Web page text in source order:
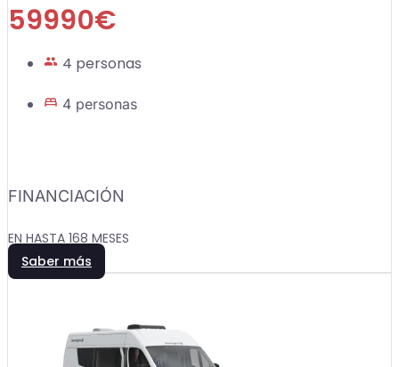
59990€
4 personas
4 personas
FINANCIACIÓN
EN HASTA 168 MESES
Saber más